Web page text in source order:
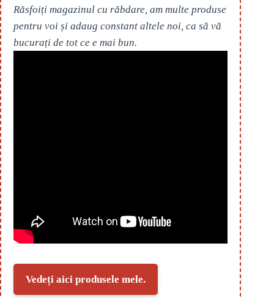
Răsfoiți magazinul cu răbdare, am multe produse
pentru voi și adaug constant altele noi, ca să vă
bucurați de tot ce e mai bun.
Vedeți aici produsele mele.